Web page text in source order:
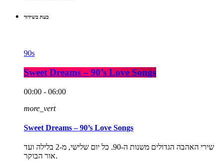
כעת בשידור
90s
Sweet Dreams – 90’s Love Songs
00:00 - 06:00
more_vert
Sweet Dreams – 90’s Love Songs
שירי האהבה הגדולים משנות ה-90. כל יום שלישי, מ-2 בלילה ועד
אור הבוקר.